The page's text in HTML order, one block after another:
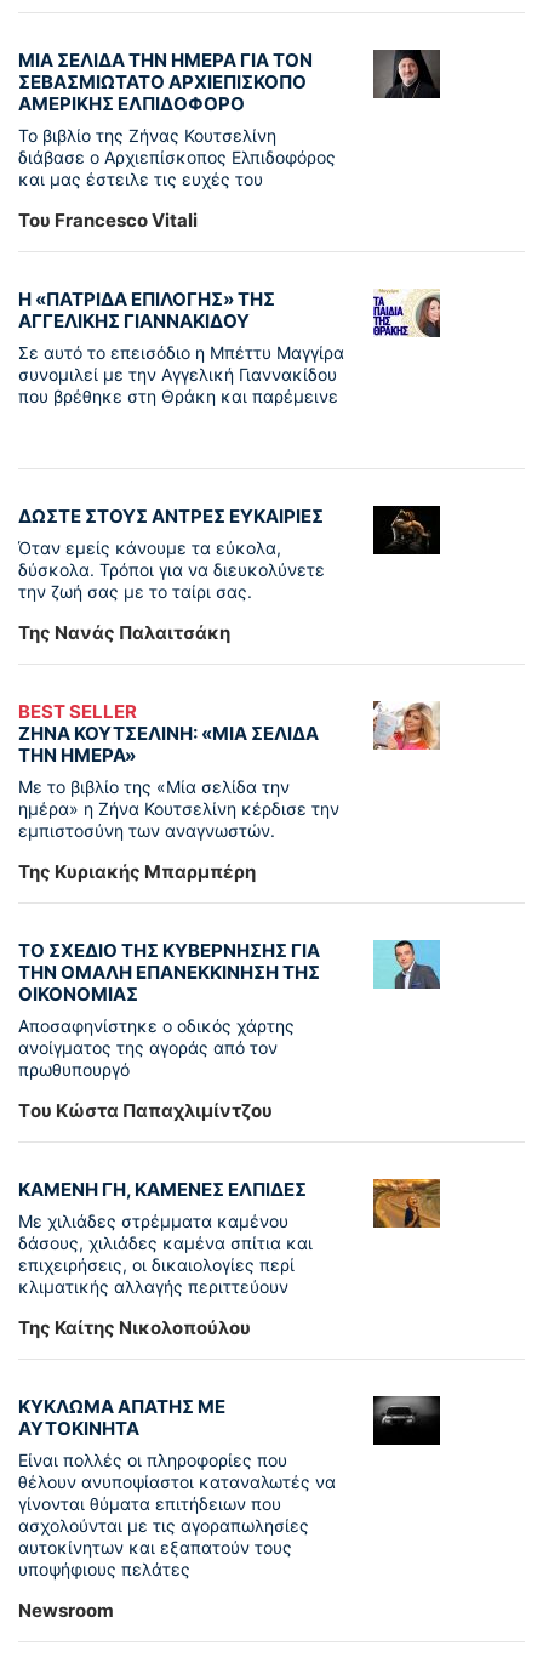
ΜΙΑ ΣΕΛΙΔΑ ΤΗΝ ΗΜΕΡΑ ΓΙΑ ΤΟΝ
ΣΕΒΑΣΜΙΩΤΑΤΟ ΑΡΧΙΕΠΙΣΚΟΠΟ
ΑΜΕΡΙΚΗΣ ΕΛΠΙΔΟΦΟΡΟ
Το βιβλίο της Ζήνας Κουτσελίνη
διάβασε ο Αρχιεπίσκοπος Ελπιδοφόρος
και μας έστειλε τις ευχές του
Του Francesco Vitali
Η «ΠΑΤΡΊΔΑ ΕΠΙΛΟΓΉΣ» ΤΗΣ
ΑΓΓΕΛΙΚΉΣ ΓΙΑΝΝΑΚΊΔΟΥ
Σε αυτό το επεισόδιο η Μπέττυ Μαγγίρα
συνομιλεί με την Αγγελική Γιαννακίδου
που βρέθηκε στη Θράκη και παρέμεινε
ΔΩΣΤΕ ΣΤΟΥΣ ΑΝΤΡΕΣ ΕΥΚΑΙΡΙΕΣ
Όταν εμείς κάνουμε τα εύκολα,
δύσκολα. Τρόποι για να διευκολύνετε
την ζωή σας με το ταίρι σας.
Της Νανάς Παλαιτσάκη
BEST SELLER
ΖΗΝΑ ΚΟΥΤΣΕΛΙΝΗ: «ΜΙΑ ΣΕΛΙΔΑ
ΤΗΝ ΗΜΕΡΑ»
Με το βιβλίο της «Μία σελίδα την
ημέρα» η Ζήνα Κουτσελίνη κέρδισε την
εμπιστοσύνη των αναγνωστών.
Της Κυριακής Μπαρμπέρη
ΤΟ ΣΧΕΔΙΟ ΤΗΣ ΚΥΒΕΡΝΗΣΗΣ ΓΙΑ
ΤΗΝ ΟΜΑΛΗ ΕΠΑΝΕΚΚΙΝΗΣΗ ΤΗΣ
ΟΙΚΟΝΟΜΙΑΣ
Αποσαφηνίστηκε ο οδικός χάρτης
ανοίγματος της αγοράς από τον
πρωθυπουργό
Tου Κώστα Παπαχλιμίντζου
ΚΑΜΕΝΗ ΓΗ, ΚΑΜΕΝΕΣ ΕΛΠΙΔΕΣ
Με χιλιάδες στρέμματα καμένου
δάσους, χιλιάδες καμένα σπίτια και
επιχειρήσεις, οι δικαιολογίες περί
κλιματικής αλλαγής περιττεύουν
Της Καίτης Νικολοπούλου
ΚΥΚΛΩΜΑ ΑΠΑΤΗΣ ΜΕ
ΑΥΤΟΚΙΝΗΤΑ
Είναι πολλές οι πληροφορίες που
θέλουν ανυποψίαστοι καταναλωτές να
γίνονται θύματα επιτήδειων που
ασχολούνται με τις αγοραπωλησίες
αυτοκίνητων και εξαπατούν τους
υποψήφιους πελάτες
Newsroom